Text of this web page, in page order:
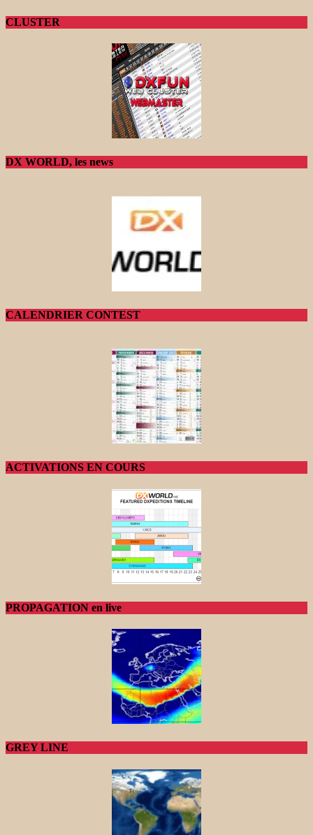
CLUSTER
DX WORLD, les news
CALENDRIER CONTEST
ACTIVATIONS EN COURS
PROPAGATION en live
GREY LINE